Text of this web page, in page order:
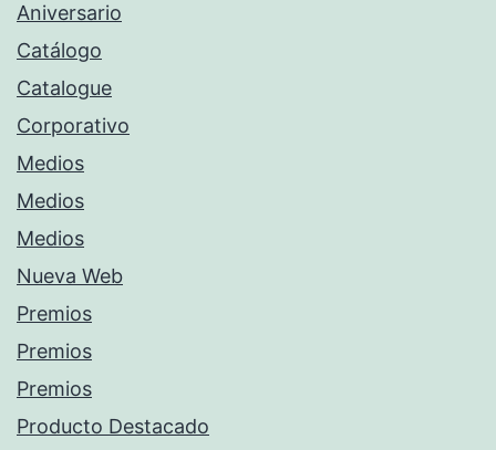
Aniversario
Catálogo
Catalogue
Corporativo
Medios
Medios
Medios
Nueva Web
Premios
Premios
Premios
Producto Destacado